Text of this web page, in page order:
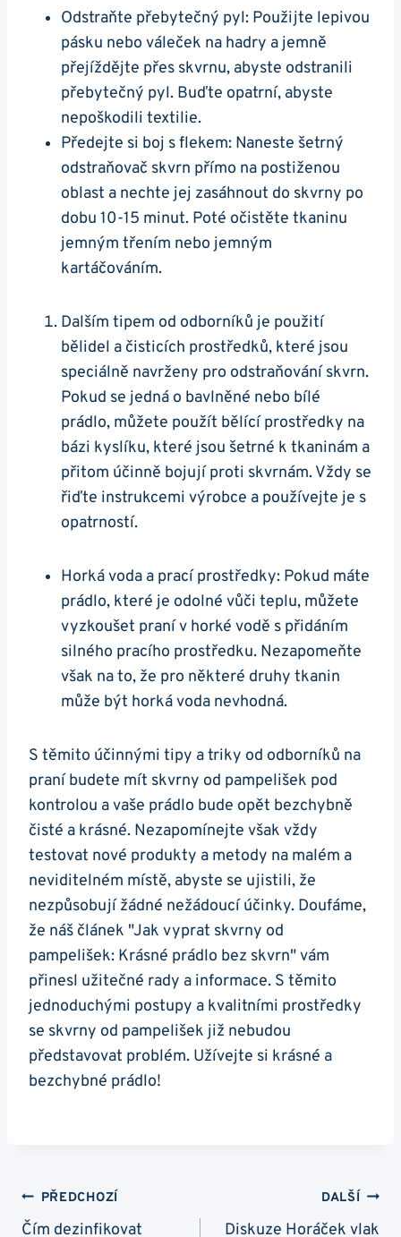
Odstraňte přebytečný pyl: Použijte lepivou
pásku nebo váleček na hadry a jemně
přejíždějte přes skvrnu, abyste odstranili
přebytečný pyl. Buďte opatrní, abyste
nepoškodili textilie.
Předejte si boj s flekem: Naneste šetrný
odstraňovač skvrn přímo na postiženou
oblast a nechte jej zasáhnout do skvrny po
dobu 10-15 minut. Poté očistěte tkaninu
jemným třením nebo jemným
kartáčováním.
Dalším tipem od odborníků je použití
bělidel a čisticích prostředků, které jsou
speciálně navrženy pro odstraňování skvrn.
Pokud se jedná o bavlněné nebo bílé
prádlo, můžete použít bělící prostředky na
bázi kyslíku, které jsou šetrné k tkaninám a
přitom účinně bojují proti skvrnám. Vždy se
řiďte instrukcemi výrobce a používejte je s
opatrností.
Horká voda a prací prostředky: Pokud máte
prádlo, které je odolné vůči teplu, můžete
vyzkoušet praní v horké vodě s přidáním
silného pracího prostředku. Nezapomeňte
však na to, že pro některé druhy tkanin
může být horká voda nevhodná.
S těmito účinnými tipy a triky od odborníků na
praní budete mít skvrny od pampelišek pod
kontrolou a vaše prádlo bude opět bezchybně
čisté a krásné. Nezapomínejte však vždy
testovat nové produkty a metody na malém a
neviditelném místě, abyste se ujistili, že
nezpůsobují žádné nežádoucí účinky. Doufáme,
že náš článek "Jak vyprat skvrny od
pampelišek: Krásné prádlo bez skvrn" vám
přinesl užitečné rady a informace. S těmito
jednoduchými postupy a kvalitními prostředky
se skvrny od pampelišek již nebudou
představovat problém. Užívejte si krásné a
bezchybné prádlo!
Navigace
PŘEDCHOZÍ
Čím dezinfikovat
DALŠÍ
Diskuze Horáček vlak